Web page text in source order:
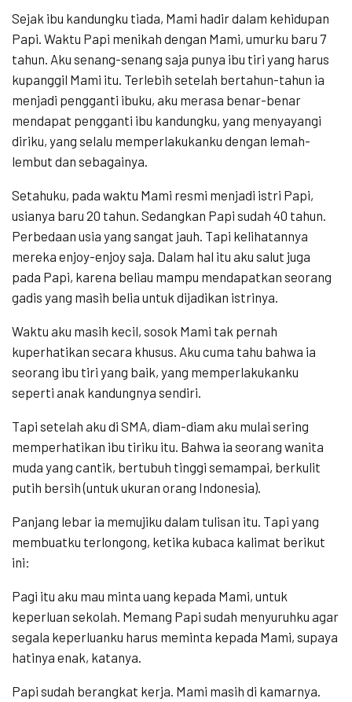
Sejak ibu kandungku tiada, Mami hadir dalam kehidupan
Papi. Waktu Papi menikah dengan Mami, umurku baru 7
tahun. Aku senang-senang saja punya ibu tiri yang harus
kupanggil Mami itu. Terlebih setelah bertahun-tahun ia
menjadi pengganti ibuku, aku merasa benar-benar
mendapat pengganti ibu kandungku, yang menyayangi
diriku, yang selalu memperlakukanku dengan lemah-
lembut dan sebagainya.
Setahuku, pada waktu Mami resmi menjadi istri Papi,
usianya baru 20 tahun. Sedangkan Papi sudah 40 tahun.
Perbedaan usia yang sangat jauh. Tapi kelihatannya
mereka enjoy-enjoy saja. Dalam hal itu aku salut juga
pada Papi, karena beliau mampu mendapatkan seorang
gadis yang masih belia untuk dijadikan istrinya.
Waktu aku masih kecil, sosok Mami tak pernah
kuperhatikan secara khusus. Aku cuma tahu bahwa ia
seorang ibu tiri yang baik, yang memperlakukanku
seperti anak kandungnya sendiri.
Tapi setelah aku di SMA, diam-diam aku mulai sering
memperhatikan ibu tiriku itu. Bahwa ia seorang wanita
muda yang cantik, bertubuh tinggi semampai, berkulit
putih bersih (untuk ukuran orang Indonesia).
Panjang lebar ia memujiku dalam tulisan itu. Tapi yang
membuatku terlongong, ketika kubaca kalimat berikut
ini:
Pagi itu aku mau minta uang kepada Mami, untuk
keperluan sekolah. Memang Papi sudah menyuruhku agar
segala keperluanku harus meminta kepada Mami, supaya
hatinya enak, katanya.
Papi sudah berangkat kerja. Mami masih di kamarnya.